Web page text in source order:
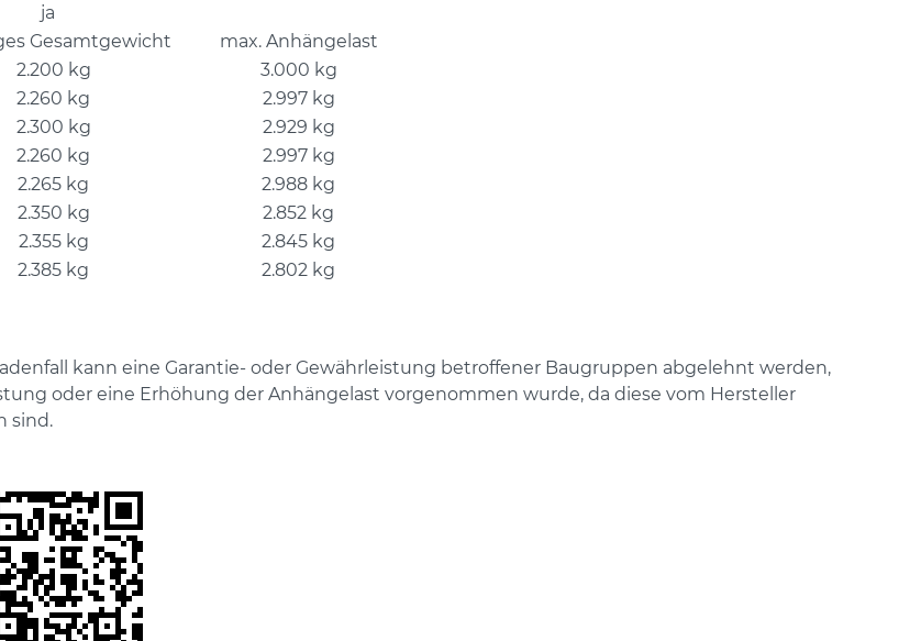
ja
Gesamtgewicht
max. Anhängelast
2.200 kg
3.000 kg
2.260 kg
2.997 kg
2.300 kg
2.929 kg
2.260 kg
2.997 kg
2.265 kg
2.988 kg
2.350 kg
2.852 kg
2.355 kg
2.845 kg
2.385 kg 2.802 kg
kann eine Garantie- oder Gewährleistung betroffener Baugruppen abgelehnt werden,
oder eine Erhöhung der Anhängelast vorgenommen wurde, da diese vom Hersteller
sind.